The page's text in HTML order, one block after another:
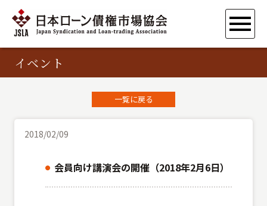
イベント
一覧に戻る
2018/02/09
会員向け講演会の開催（2018年2月6日）